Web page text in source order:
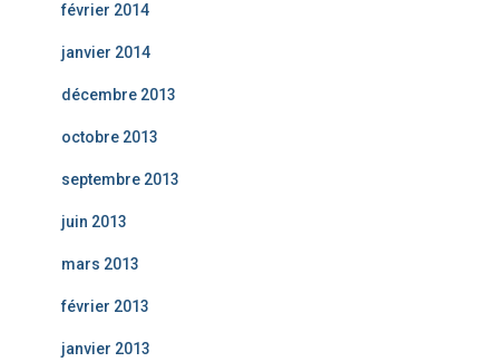
février 2014
janvier 2014
décembre 2013
octobre 2013
septembre 2013
juin 2013
mars 2013
février 2013
janvier 2013